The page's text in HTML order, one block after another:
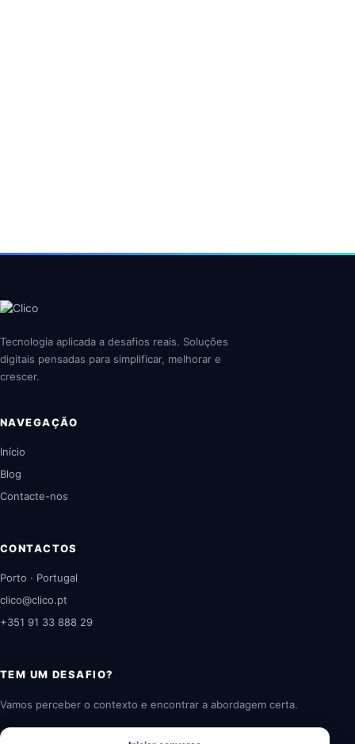
Tecnologia aplicada a desafios reais. Soluções
digitais pensadas para simplificar, melhorar e
crescer.
NAVEGAÇÃO
Início
Blog
Contacte-nos
CONTACTOS
Porto · Portugal
clico@clico.pt
+351 91 33 888 29
TEM UM DESAFIO?
Vamos perceber o contexto e encontrar a abordagem certa.